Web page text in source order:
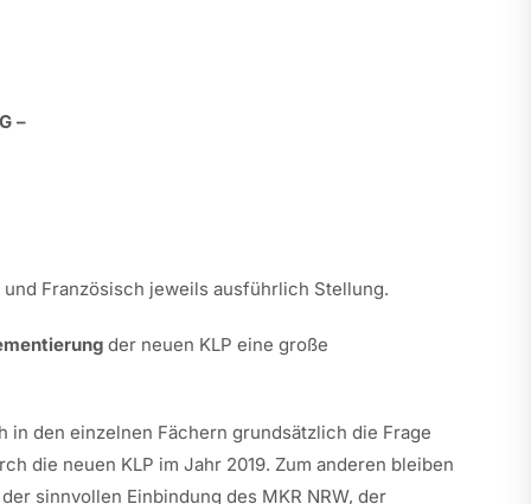
–
Französisch jeweils ausführlich Stellung.
der neuen KLP eine große
den einzelnen Fächern grundsätzlich die Frage
die neuen KLP im Jahr 2019. Zum anderen bleiben
sinnvollen Einbindung des MKR NRW, der